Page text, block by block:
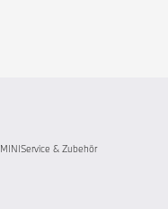
MINIService & Zubehör